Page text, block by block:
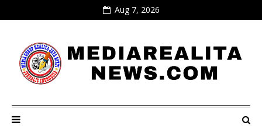
Aug 7, 2026